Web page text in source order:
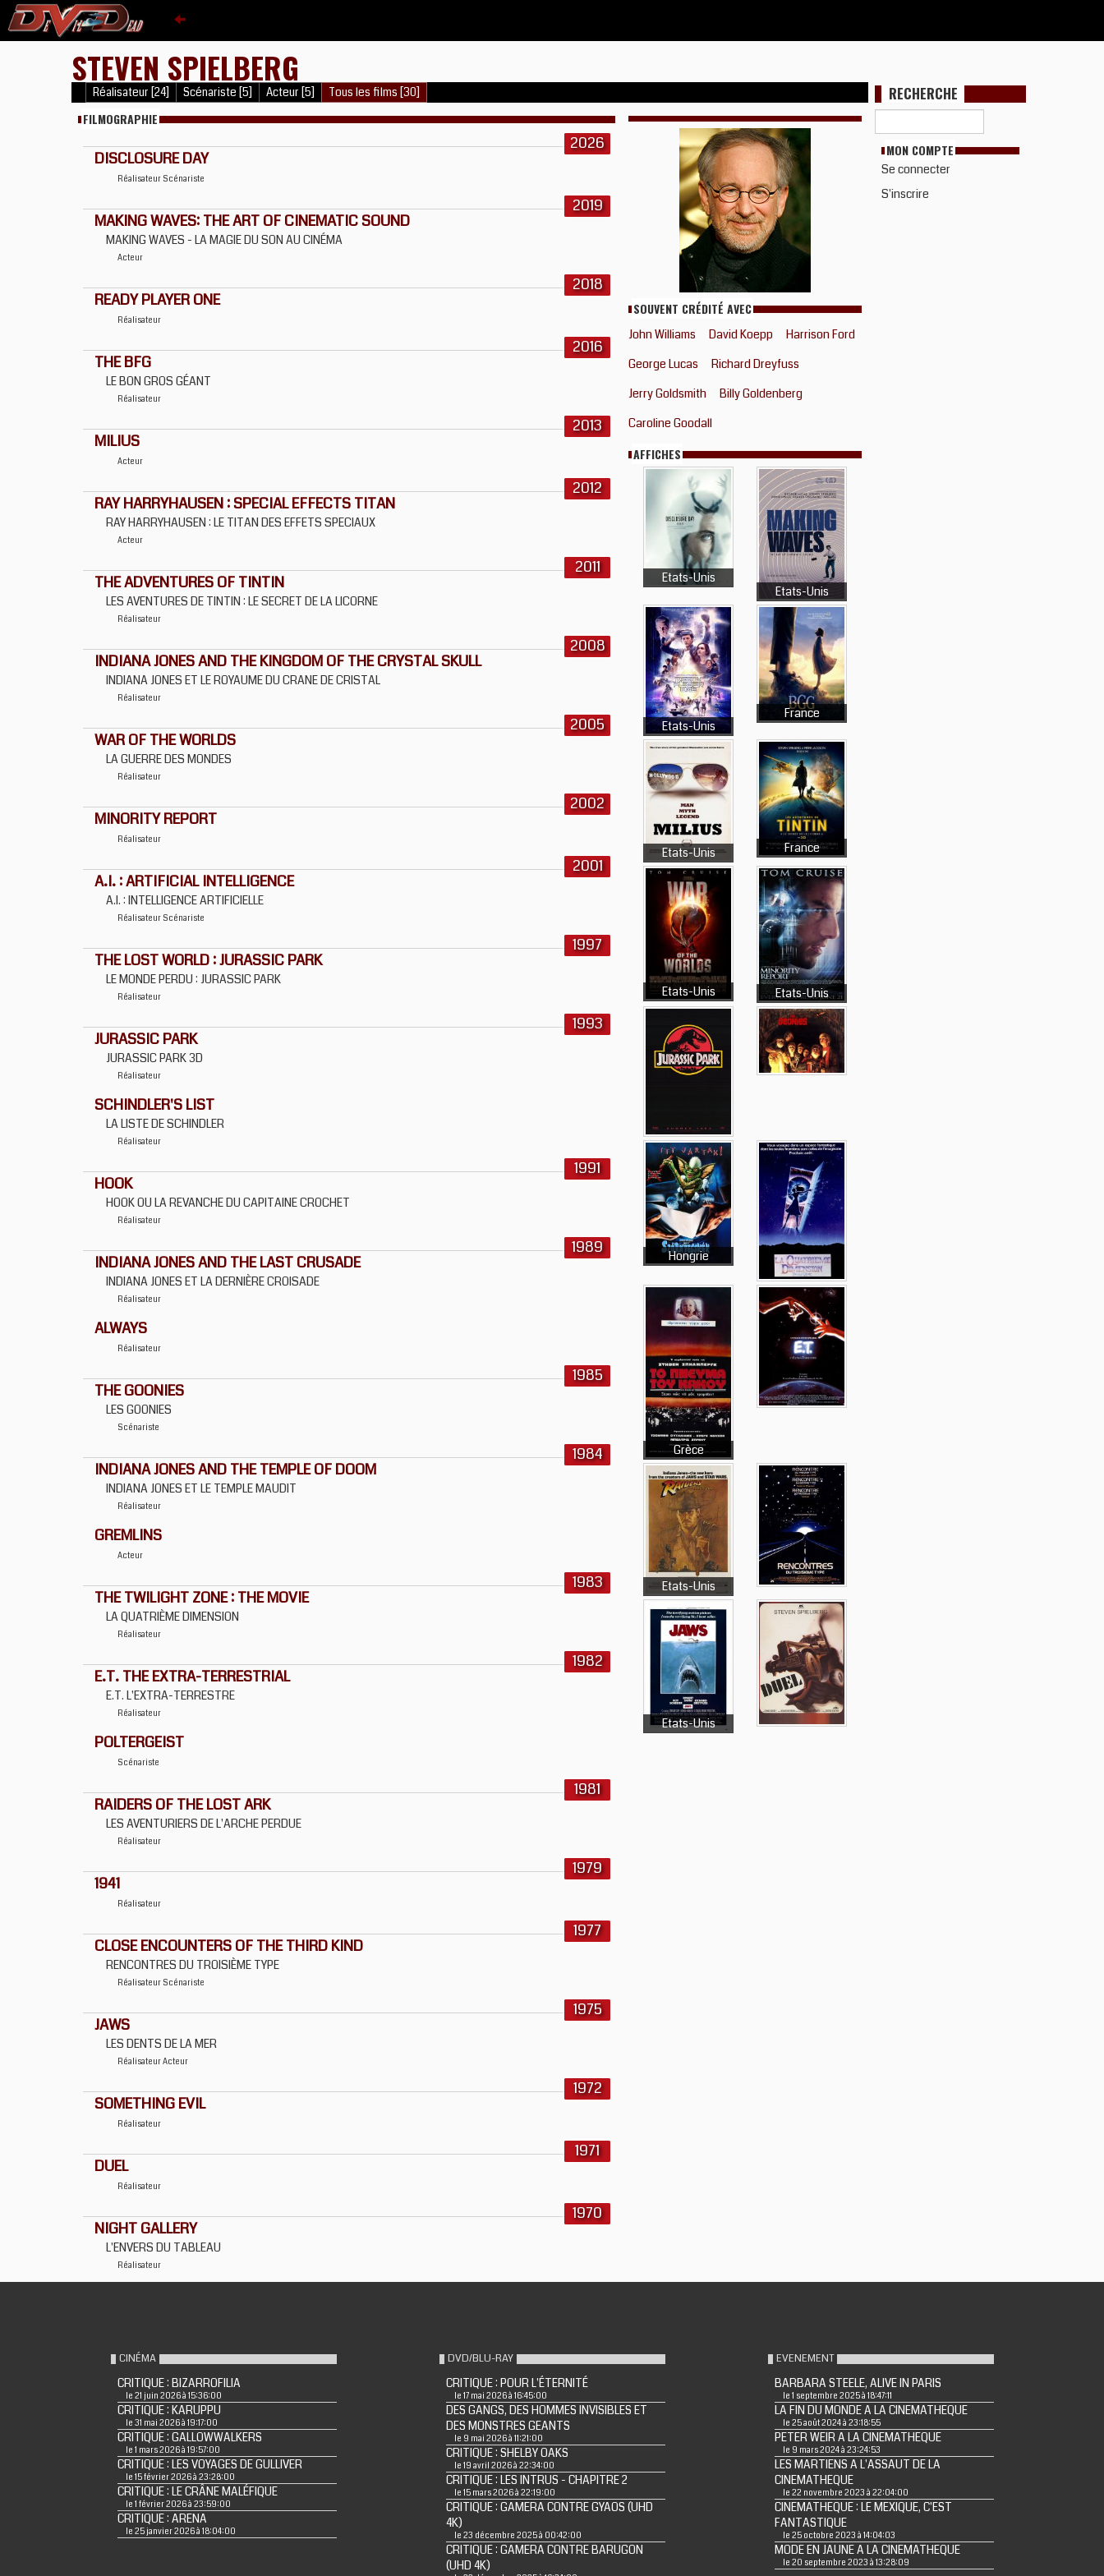
STEVEN SPIELBERG
Réalisateur [24] Scénariste [5] Acteur [5] Tous les films [30]
FILMOGRAPHIE
2026
DISCLOSURE DAY
Réalisateur Scénariste
2019
MAKING WAVES: THE ART OF CINEMATIC SOUND
MAKING WAVES - LA MAGIE DU SON AU CINÉMA
Acteur
2018
READY PLAYER ONE
Réalisateur
2016
THE BFG
LE BON GROS GÉANT
Réalisateur
2013
MILIUS
Acteur
2012
RAY HARRYHAUSEN : SPECIAL EFFECTS TITAN
RAY HARRYHAUSEN : LE TITAN DES EFFETS SPECIAUX
Acteur
2011
THE ADVENTURES OF TINTIN
LES AVENTURES DE TINTIN : LE SECRET DE LA LICORNE
Réalisateur
2008
INDIANA JONES AND THE KINGDOM OF THE CRYSTAL SKULL
INDIANA JONES ET LE ROYAUME DU CRANE DE CRISTAL
Réalisateur
2005
WAR OF THE WORLDS
LA GUERRE DES MONDES
Réalisateur
2002
MINORITY REPORT
Réalisateur
2001
A.I. : ARTIFICIAL INTELLIGENCE
A.I. : INTELLIGENCE ARTIFICIELLE
Réalisateur Scénariste
1997
THE LOST WORLD : JURASSIC PARK
LE MONDE PERDU : JURASSIC PARK
Réalisateur
1993
JURASSIC PARK
JURASSIC PARK 3D
Réalisateur
SCHINDLER'S LIST
LA LISTE DE SCHINDLER
Réalisateur
1991
HOOK
HOOK OU LA REVANCHE DU CAPITAINE CROCHET
Réalisateur
1989
INDIANA JONES AND THE LAST CRUSADE
INDIANA JONES ET LA DERNIÈRE CROISADE
Réalisateur
ALWAYS
Réalisateur
1985
THE GOONIES
LES GOONIES
Scénariste
1984
INDIANA JONES AND THE TEMPLE OF DOOM
INDIANA JONES ET LE TEMPLE MAUDIT
Réalisateur
GREMLINS
Acteur
1983
THE TWILIGHT ZONE : THE MOVIE
LA QUATRIÈME DIMENSION
Réalisateur
1982
E.T. THE EXTRA-TERRESTRIAL
E.T. L'EXTRA-TERRESTRE
Réalisateur
POLTERGEIST
Scénariste
1981
RAIDERS OF THE LOST ARK
LES AVENTURIERS DE L'ARCHE PERDUE
Réalisateur
1979
1941
Réalisateur
1977
CLOSE ENCOUNTERS OF THE THIRD KIND
RENCONTRES DU TROISIÈME TYPE
Réalisateur Scénariste
1975
JAWS
LES DENTS DE LA MER
RéalisateurActeur
1972
SOMETHING EVIL
Réalisateur
1971
DUEL
Réalisateur
1970
NIGHT GALLERY
L'ENVERS DU TABLEAU
Réalisateur
SOUVENT CRÉDITÉ AVEC
John Williams David Koepp
Harrison Ford
George Lucas
Richard Dreyfuss
Jerry Goldsmith
Billy Goldenberg
Caroline Goodall
AFFICHES
Etats-Unis
Etats-Unis
Etats-Unis
France
Etats-Unis France
Etats-Unis Etats-Unis
Hongrie
Grèce
Etats-Unis
Etats-Unis
RECHERCHE
MON COMPTE
Se connecter
S'inscrire
CINÉMA
CRITIQUE : BIZARROFILIA
le 21 juin 2026 à 15:36:00
CRITIQUE : KARUPPU
le 31 mai 2026 à 19:17:00
CRITIQUE : GALLOWWALKERS
le 1 mars 2026 à 19:57:00
CRITIQUE : LES VOYAGES DE GULLIVER
le 15 février 2026 à 23:28:00
CRITIQUE : LE CRÂNE MALÉFIQUE
le 1 février 2026 à 23:59:00
CRITIQUE : ARENA
le 25 janvier 2026 à 18:04:00
DVD/BLU-RAY
CRITIQUE : POUR L'ÉTERNITÉ
le 17 mai 2026 à 16:45:00
DES GANGS, DES HOMMES INVISIBLES ET
DES MONSTRES GEANTS
le 9 mai 2026 à 11:21:00
CRITIQUE : SHELBY OAKS
le 19 avril 2026 à 22:34:00
CRITIQUE : LES INTRUS - CHAPITRE 2
le 15 mars 2026 à 22:19:00
CRITIQUE : GAMERA CONTRE GYAOS (UHD
4K)
le 23 décembre 2025 à 00:42:00
CRITIQUE : GAMERA CONTRE BARUGON
(UHD 4K)
EVENEMENT
BARBARA STEELE, ALIVE IN PARIS
le 1 septembre 2025 à 18:47:11
LA FIN DU MONDE A LA CINEMATHEQUE
le 25 août 2024 à 23:18:55
PETER WEIR A LA CINEMATHEQUE
le 9 mars 2024 à 23:24:53
LES MARTIENS A L'ASSAUT DE LA
CINEMATHEQUE
le 22 novembre 2023 à 22:04:00
CINEMATHEQUE : LE MEXIQUE, C'EST
FANTASTIQUE
le 25 octobre 2023 à 14:04:03
MODE EN JAUNE A LA CINEMATHEQUE
le 20 septembre 2023 à 13:28:09